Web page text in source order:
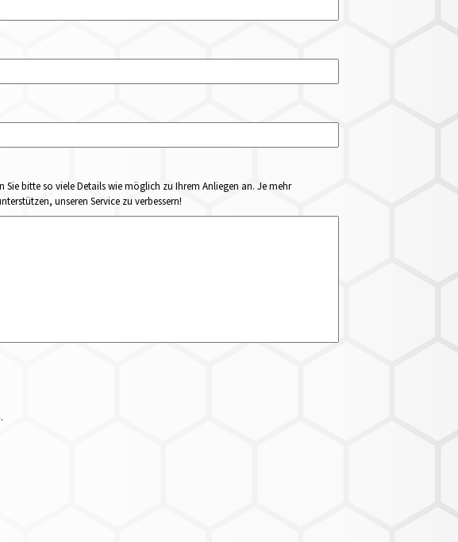
bitte so viele Details wie möglich zu Ihrem Anliegen an. Je mehr
unseren Service zu verbessern!